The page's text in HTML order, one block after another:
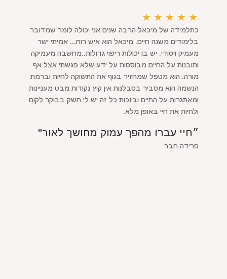
★
★
★
★
★
כתלמידה של מיכאל הרבה שנים אני יכולה לומר שמדובר
בלימודים משנה חיים. מיכאל הוא איש רוח... אמיתי ישר
מעמיק ויסודי. יש בו יכולות ריפוי גדולות..מחשבה מעמיקה
ותובנות על החיים מבוססות על ידע שלא פגשתי אצל אף
מורה. הוא מטפל שמחזיר בגוף את התשוקה לחיות וברמת
הנשמה הוא מסביר בסבלנות אין קיץ נקודות מבט מעניינות
ומאתגרות על החיים ובזכות כל זה יש לי חשק בבוקר לקום
ולחיות את חיי באופן מלא.
״חיי עברו מהפך עמוק מחושך לאור"
פרידה חבר